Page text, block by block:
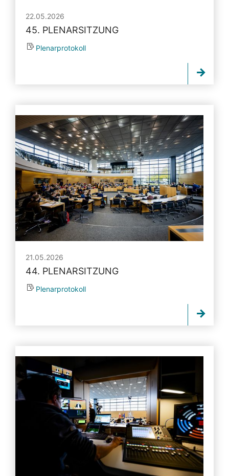
22.05.2026
45. PLENARSITZUNG
Plenarprotokoll
21.05.2026
44. PLENARSITZUNG
Plenarprotokoll